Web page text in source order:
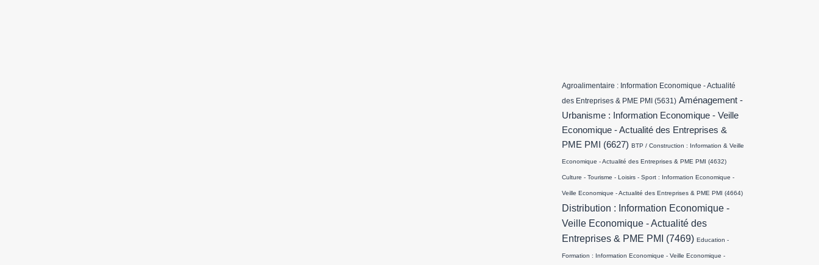
Agroalimentaire : Information Economique - Actualité
des Entreprises & PME PMI (5631) Aménagement -
Urbanisme : Information Economique - Veille
Economique - Actualité des Entreprises &
PME PMI
(6627) BTP / Construction : Information & Veille
Economique - Actualité des Entreprises & PME PMI (4632)
Culture - Tourisme - Loisirs - Sport : Information Economique -
Veille Economique - Actualité des Entreprises & PME PMI (4664)
Distribution : Information Economique -
Veille Economique - Actualité des
Entreprises & PME PMI (7469) Education -
Formation : Information Economique - Veille Economique -